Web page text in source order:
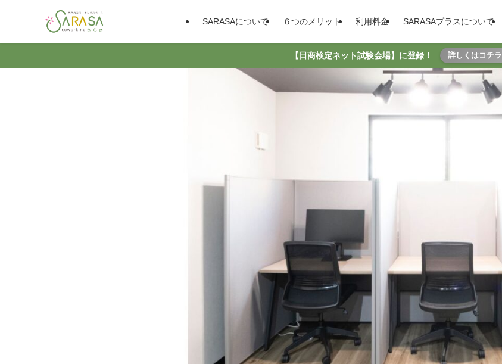
SARASAについて ６つのメリット 利用料金 SARASAプラスについて
【日商検定ネット試験会場】に登録！ 詳しくはコチラ